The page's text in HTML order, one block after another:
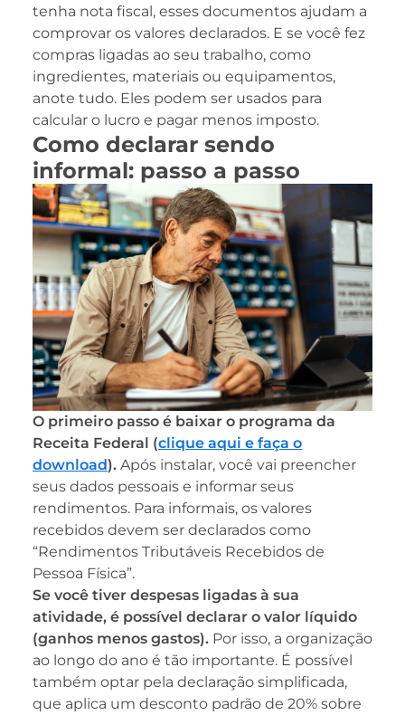
tenha nota fiscal, esses documentos ajudam a
comprovar os valores declarados. E se você fez
compras ligadas ao seu trabalho, como
ingredientes, materiais ou equipamentos,
anote tudo. Eles podem ser usados para
calcular o lucro e pagar menos imposto.
Como declarar sendo
informal: passo a passo
O primeiro passo é baixar o programa da
Receita Federal (clique aqui e faça o
download). Após instalar, você vai preencher
seus dados pessoais e informar seus
rendimentos. Para informais, os valores
recebidos devem ser declarados como
“Rendimentos Tributáveis Recebidos de
Pessoa Física”.
Se você tiver despesas ligadas à sua
atividade, é possível declarar o valor líquido
(ganhos menos gastos). Por isso, a organização
ao longo do ano é tão importante. É possível
também optar pela declaração simplificada,
que aplica um desconto padrão de 20% sobre